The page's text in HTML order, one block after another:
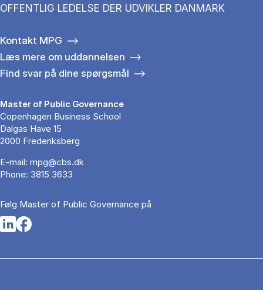
OFFENTLIG LEDELSE DER UDVIKLER DANMARK
Kontakt MPG
Læs mere om uddannelsen
Find svar på dine spørgsmål
Master of Public Governance
Copenhagen Business School
Dalgas Have 15
2000 Frederiksberg
E-mail: mpg@cbs.dk
Phone: 3815 3633
Følg Master of Public Governance på
Opens in a new tab
Opens in a new tab